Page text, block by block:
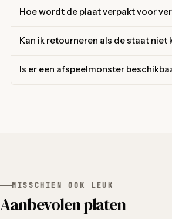
Hoe wordt de plaat verpakt voor
Kan ik retourneren als de staat niet
Is er een afspeelmonster
MISSCHIEN OOK LEUK
Aanbevolen platen